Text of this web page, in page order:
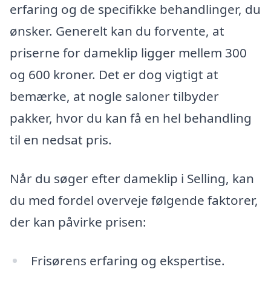
erfaring og de specifikke behandlinger, du
ønsker. Generelt kan du forvente, at
priserne for dameklip ligger mellem 300
og 600 kroner. Det er dog vigtigt at
bemærke, at nogle saloner tilbyder
pakker, hvor du kan få en hel behandling
til en nedsat pris.
Når du søger efter dameklip i Selling, kan
du med fordel overveje følgende faktorer,
der kan påvirke prisen:
Frisørens erfaring og ekspertise.